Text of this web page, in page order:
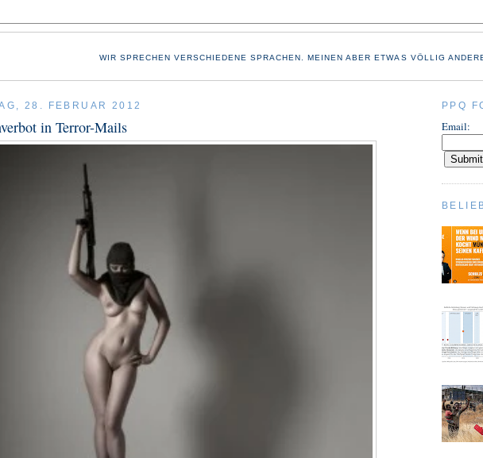
WIR SPRECHEN VERSCHIEDENE SPRACHEN. MEINEN ABER ETWAS VÖLLIG
28. FEBRUAR 2012
in Terror-Mails
PPQ
Email: